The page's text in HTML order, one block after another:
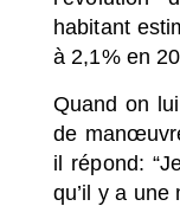
habitant
à 2,1% en
Quand on
de
il répond: “
qu’il y a